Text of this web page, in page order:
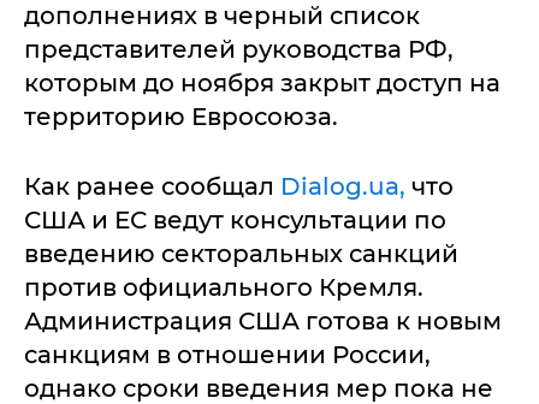
дополнениях в черный список
представителей руководства РФ,
которым до ноября закрыт доступ на
территорию Евросоюза.
Как ранее сообщал Dialog.ua, что
США и ЕС ведут консультации по
введению секторальных санкций
против официального Кремля.
Администрация США готова к новым
санкциям в отношении России,
однако сроки введения мер пока не